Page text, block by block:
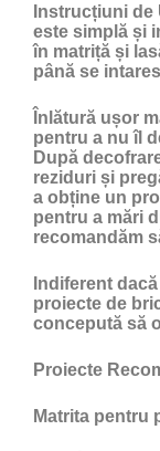
Instrucțiuni de
este simplă și
în matriță și
până se
Înlătură ușor
pentru a nu îl
După
reziduri și
a obține un
pentru a mări
recomandăm
Indiferent
proiecte de
concepută să
Proiecte
Matrita pentru